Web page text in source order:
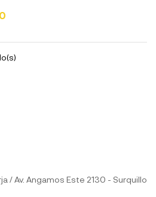
/ Av. Angamos Este 2130 - Surquillo